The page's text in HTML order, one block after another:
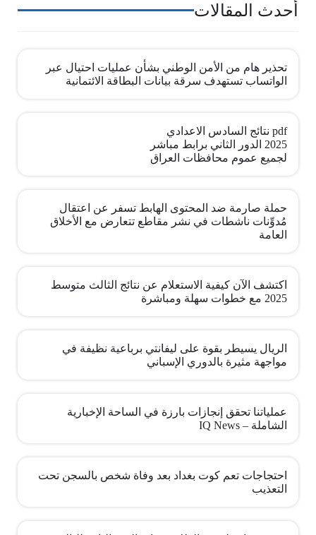
أحدث المقالات
تحذير هام من الأمن الوطني بشأن عمليات احتيال عبر
الواتساب تستهدف سرقة بيانات البطاقة الائتمانية
pdf نتائج السادس الاعدادي
2025 الدور الثاني برابط مباشر
لجميع عموم محافظات العراق
حملة صارمة ضد المحتوى الهابط تسفر عن اعتقال
مُدوِّنات ناشطات في نشر مقاطع تتعارض مع الأخلاق
العامة
اكتشف الآن كيفية الاستعلام عن نتائج الثالث متوسط
2025 مع خطوات سهلة ومباشرة
الريال يسيطر بقوة على ليفانتي برباعية نظيفة في
مواجهة مثيرة بالدوري الإسباني
عملياتنا تحقق إنجازات بارزة في الساحة الإخبارية
الشاملة – IQ News
احتجاجات تعم كوت بغداد بعد وفاة شخص بالسجن تحت
التعذيب